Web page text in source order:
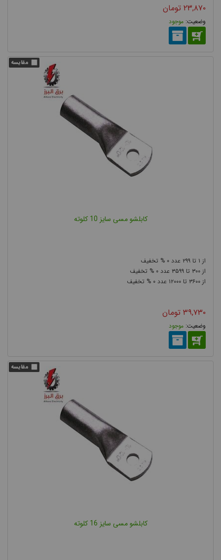
الکتریکی مناسب بین هادی کابل با سایر تجهیزات شبکه می باشند.
کابلشوها از فلزهای لوله ای ساخته می شوند که نوک این لوله ی فلزی
ابتدا تحت فشار پرس شده، در برخی مدل ها زاویه دار شده و سپس
سوراخ می شود. و در نهایت به منظور جلوگیری از سولفات شدن
، موتورها، شینه ها و سایر تجهیزات تابلو
کابلشوها به عنوان یکی از مطمئن ترین و ایمن ترین روش های اتصال
کابل، از نظر جنس، فرم ظاهری، سایز و روش نصب در انواع مختلفی
تولید می شوند. به دلیل اهمیت انتخاب درست کابلشو متناسب با
جنس و سایز کابل مورد نظر، قصد داریم در این بخش به معرفی انواع
۲۳,۸۷۰ تومان
موجود
کابلشو مسی سایز 10 کلوته
۱ ۲۹۹
۰
۳۰۰
۳۵۹۹
۰
۳۶۰۰
۱۲۰۰۰ ۰
۳۹,۷۳۰ تومان
موجود
کابلشو مسی سایز 16 کلوته